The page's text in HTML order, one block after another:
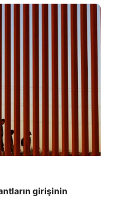
girişinin